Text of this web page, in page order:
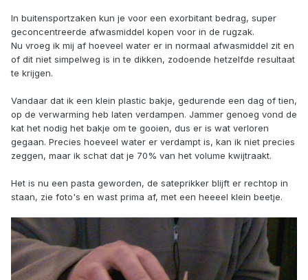
In buitensportzaken kun je voor een exorbitant bedrag, super
geconcentreerde afwasmiddel kopen voor in de rugzak.
Nu vroeg ik mij af hoeveel water er in normaal afwasmiddel zit en
of dit niet simpelweg is in te dikken, zodoende hetzelfde resultaat
te krijgen.
Vandaar dat ik een klein plastic bakje, gedurende een dag of tien,
op de verwarming heb laten verdampen. Jammer genoeg vond de
kat het nodig het bakje om te gooien, dus er is wat verloren
gegaan. Precies hoeveel water er verdampt is, kan ik niet precies
zeggen, maar ik schat dat je 70% van het volume kwijtraakt.
Het is nu een pasta geworden, de sateprikker blijft er rechtop in
staan, zie foto's en wast prima af, met een heeeel klein beetje.